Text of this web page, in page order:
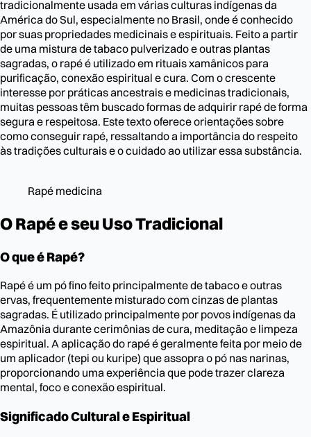
tradicionalmente usada em várias culturas indígenas da
América do Sul, especialmente no Brasil, onde é conhecido
por suas propriedades medicinais e espirituais. Feito a partir
de uma mistura de tabaco pulverizado e outras plantas
sagradas, o rapé é utilizado em rituais xamânicos para
purificação, conexão espiritual e cura. Com o crescente
interesse por práticas ancestrais e medicinas tradicionais,
muitas pessoas têm buscado formas de adquirir rapé de forma
segura e respeitosa. Este texto oferece orientações sobre
como conseguir rapé, ressaltando a importância do respeito
às tradições culturais e o cuidado ao utilizar essa substância.
Rapé medicina
O Rapé e seu Uso Tradicional
O que é Rapé?
Rapé é um pó fino feito principalmente de tabaco e outras
ervas, frequentemente misturado com cinzas de plantas
sagradas. É utilizado principalmente por povos indígenas da
Amazônia durante cerimônias de cura, meditação e limpeza
espiritual. A aplicação do rapé é geralmente feita por meio de
um aplicador (tepi ou kuripe) que assopra o pó nas narinas,
proporcionando uma experiência que pode trazer clareza
mental, foco e conexão espiritual.
Significado Cultural e Espiritual